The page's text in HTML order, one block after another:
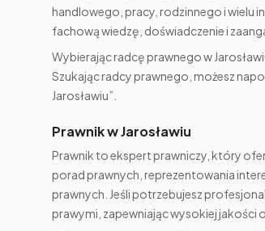
handlowego, pracy, rodzinnego i wielu
fachową wiedzę, doświadczenie i
Wybierając radcę prawnego w
Szukając radcy prawnego, możesz
Jarosławiu”.
Prawnik w Jarosławiu
Prawnik to ekspert prawniczy, który
porad prawnych, reprezentowania
prawnych. Jeśli potrzebujesz
prawymi, zapewniając wysokiej jakości